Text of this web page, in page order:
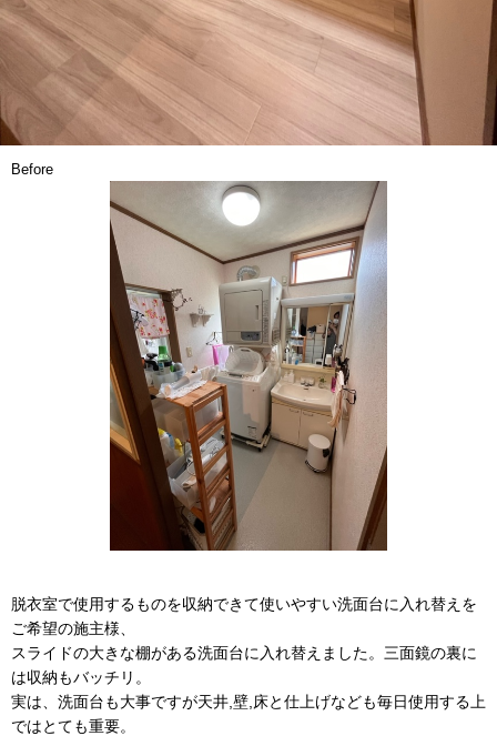
Before
脱衣室で使用するものを収納できて使いやすい洗面台に入れ替えを
ご希望の施主様、
スライドの大きな棚がある洗面台に入れ替えました。三面鏡の裏に
は収納もバッチリ。
実は、洗面台も大事ですが天井,壁,床と仕上げなども毎日使用する上
ではとても重要。